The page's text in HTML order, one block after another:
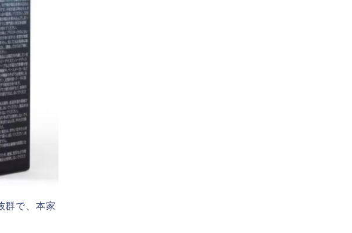
群で、本家